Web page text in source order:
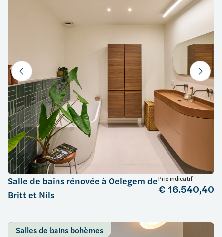
Salle de bains rénovée à Oelegem de
Britt et Nils
Prix indicatif
€ 16.540,40
Salles de bains bohèmes